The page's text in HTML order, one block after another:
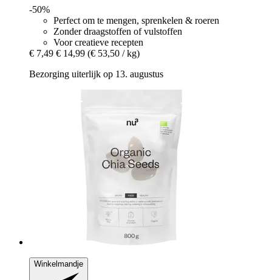
-50%
Perfect om te mengen, sprenkelen & roeren
Zonder draagstoffen of vulstoffen
Voor creatieve recepten
€ 7,49 € 14,99 (€ 53,50 / kg)
Bezorging uiterlijk op 13. augustus
Winkelmandje